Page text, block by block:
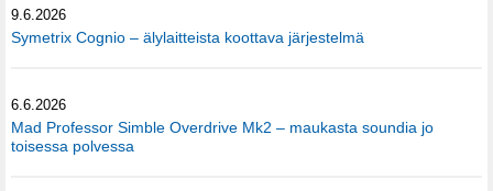
9.6.2026
Symetrix Cognio – älylaitteista koottava järjestelmä
6.6.2026
Mad Professor Simble Overdrive Mk2 – maukasta soundia jo
toisessa polvessa